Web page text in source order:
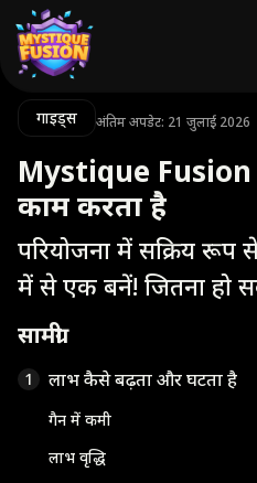
गाइड्स अंतिम अपडेट: 21 जुलाई 2026
Mystique
काम करता है
परियोजना में सक्रिय
में से एक बनें! जितना हो
सामग्री
1 लाभ कैसे बढ़ता और घटता है
गैन में कमी
लाभ वृद्धि